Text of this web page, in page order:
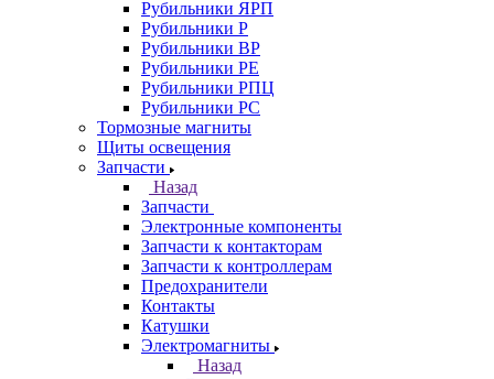
Рубильники ЯРП
Рубильники Р
Рубильники ВР
Рубильники РЕ
Рубильники РПЦ
Рубильники РС
Тормозные магниты
Щиты освещения
Запчасти
Назад
Запчасти
Электронные компоненты
Запчасти к контакторам
Запчасти к контроллерам
Предохранители
Контакты
Катушки
Электромагниты
Назад